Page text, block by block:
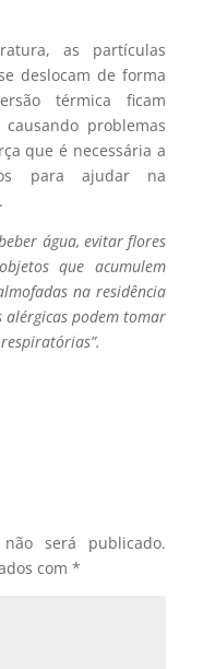
as partículas
deslocam de forma
térmica ficam
problemas
que é necessária a
para ajudar na
água, evitar flores
que acumulem
na residência
alérgicas podem tomar
será publicado.
com *